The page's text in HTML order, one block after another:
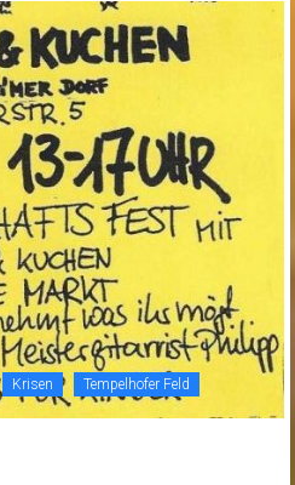
Krisen Tempelhofer Feld